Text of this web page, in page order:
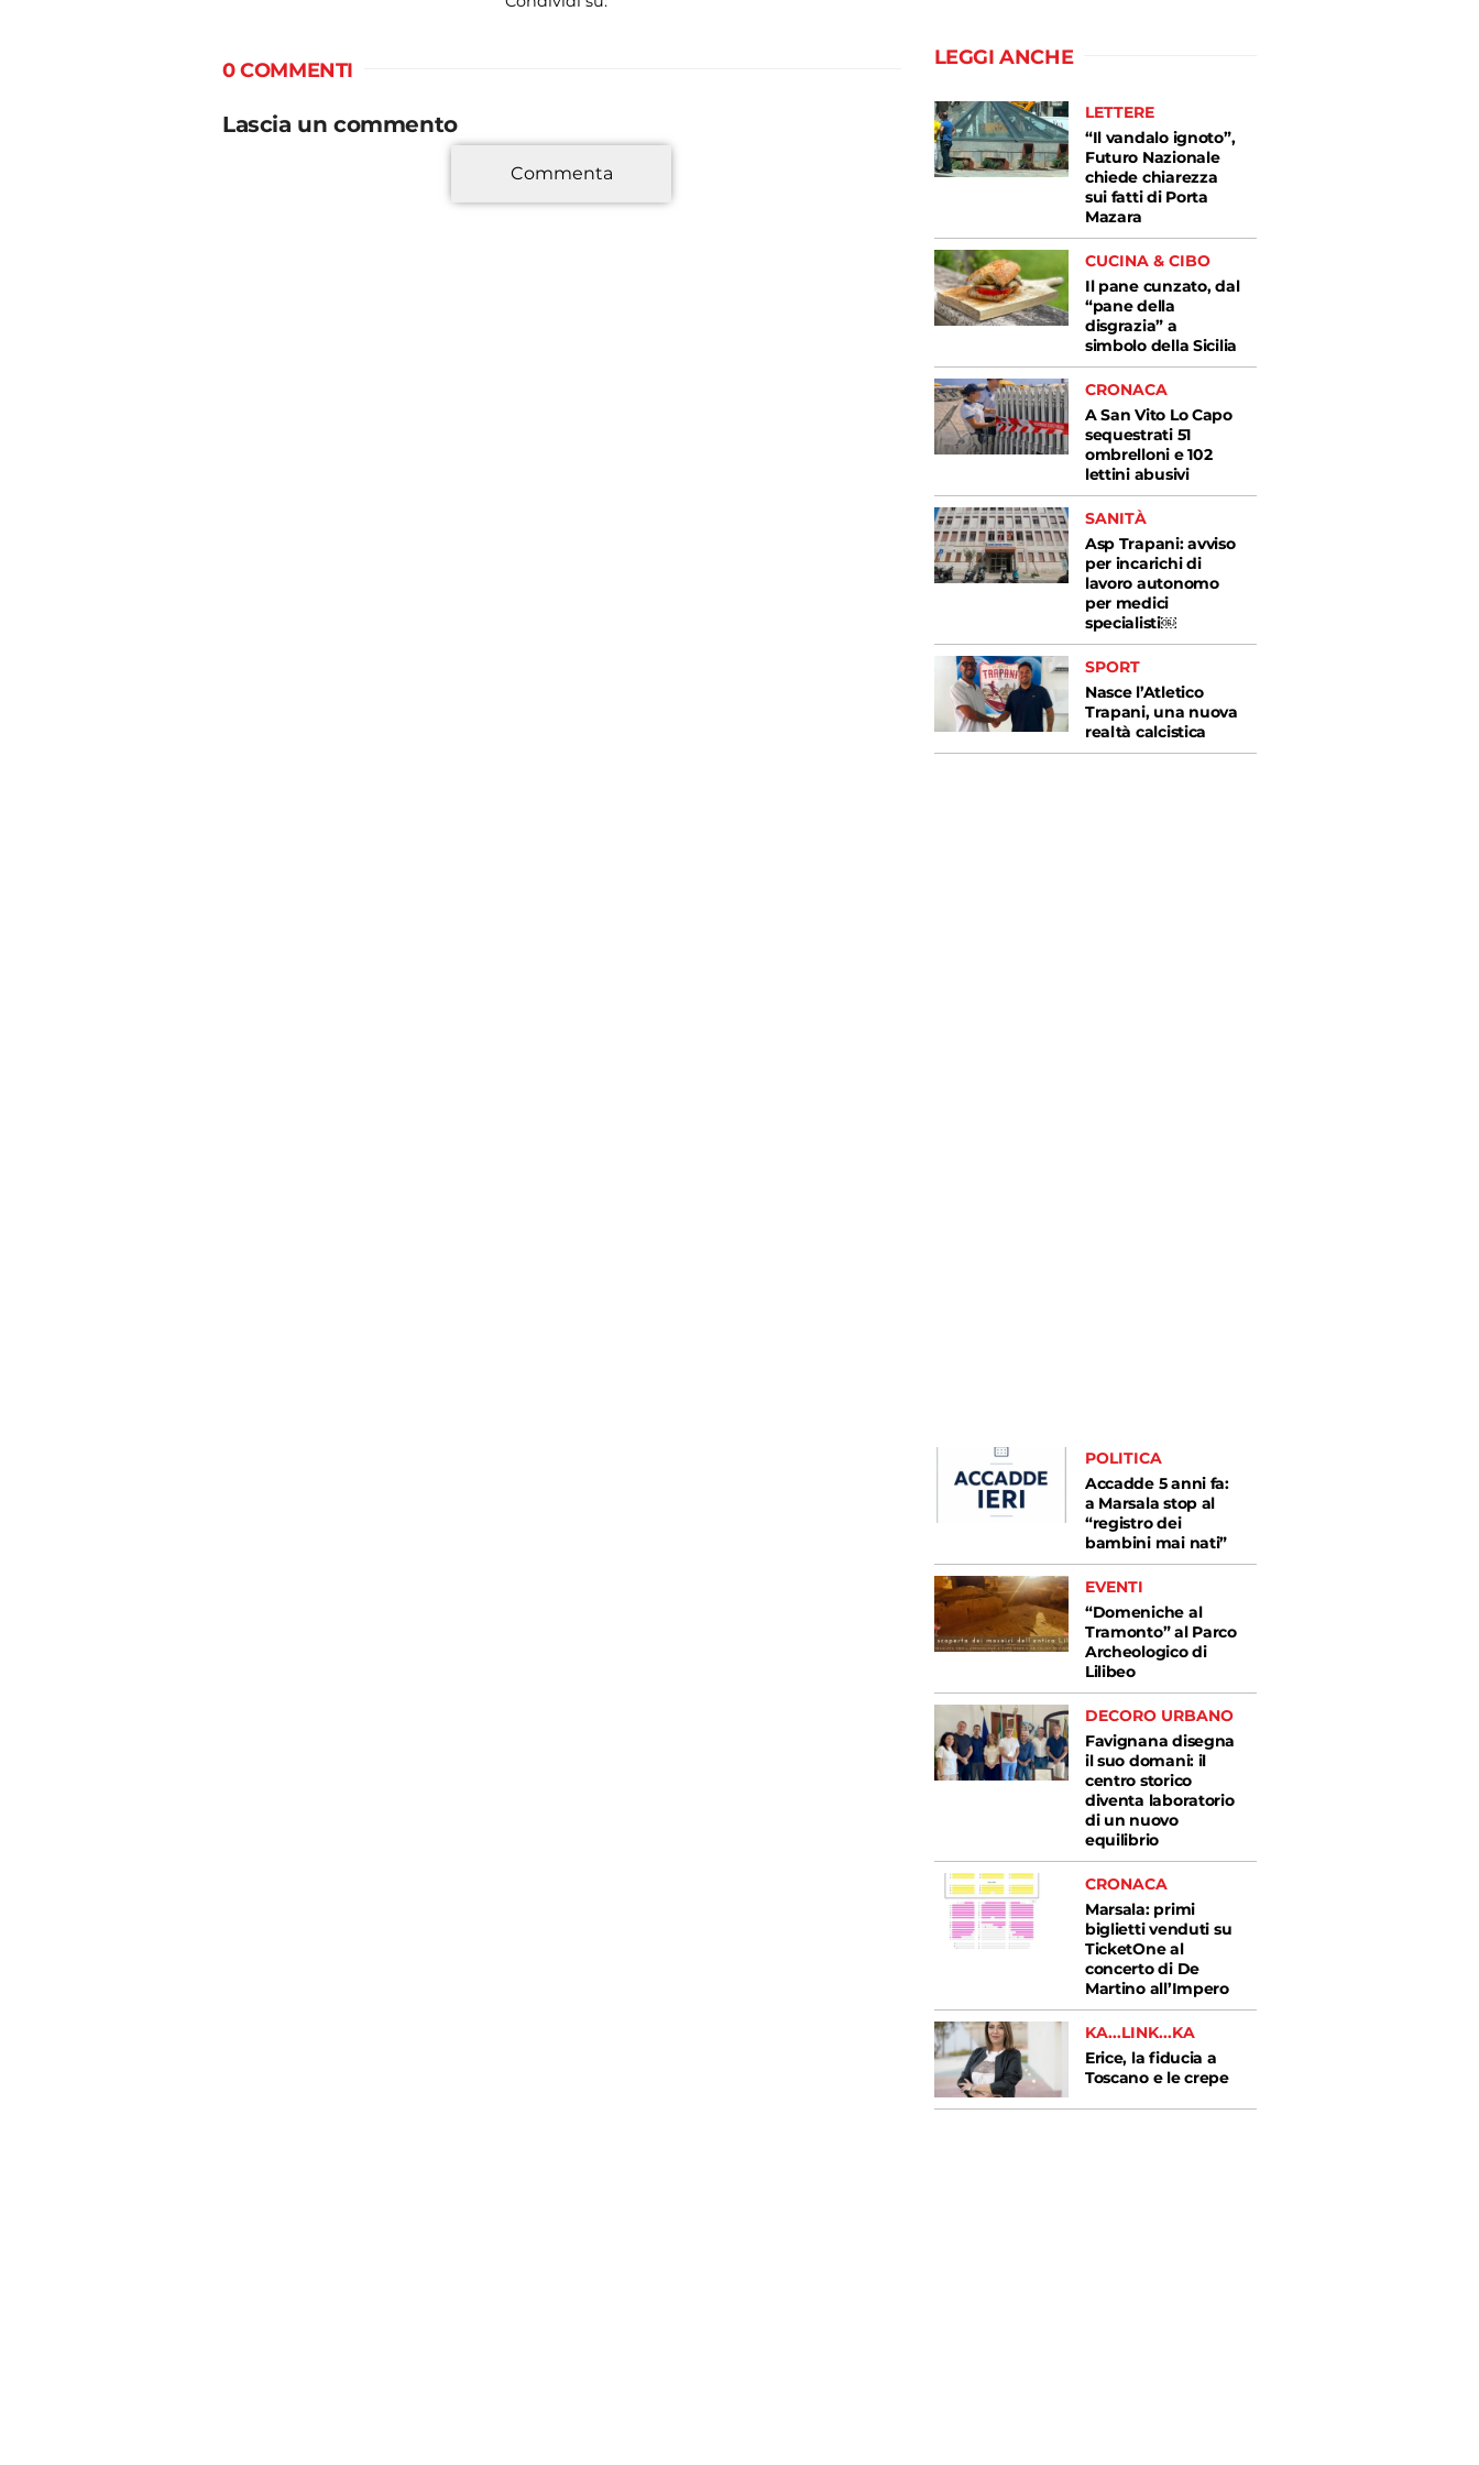
0 COMMENTI
Lascia un commento
Commenta
LEGGI ANCHE
LETTERE
“Il vandalo ignoto”,
Futuro Nazionale
chiede chiarezza
sui fatti di Porta
Mazara
CUCINA & CIBO
Il pane cunzato, dal
“pane della
disgrazia” a
simbolo della Sicilia
CRONACA
A San Vito Lo Capo
sequestrati 51
ombrelloni e 102
lettini abusivi
SANITÀ
Asp Trapani: avviso
per incarichi di
lavoro autonomo
per medici
specialisti￼
SPORT
Nasce l’Atletico
Trapani, una nuova
realtà calcistica
POLITICA
Accadde 5 anni fa:
a Marsala stop al
“registro dei
bambini mai nati”
EVENTI
“Domeniche al
Tramonto” al Parco
Archeologico di
Lilibeo
DECORO URBANO
Favignana disegna
il suo domani: il
centro storico
diventa laboratorio
di un nuovo
equilibrio
CRONACA
Marsala: primi
biglietti venduti su
TicketOne al
concerto di De
Martino all’Impero
KA...LINK...KA
Erice, la fiducia a
Toscano e le crepe